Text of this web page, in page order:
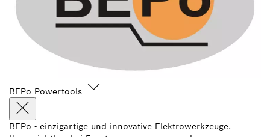
BEPo Powertools
BEPo - einzigartige und innovative Elektrowerkzeuge.